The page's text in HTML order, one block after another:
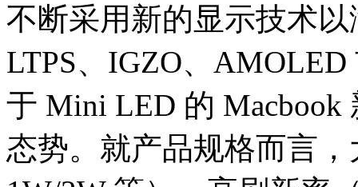
不断采用新的显示技术
LTPS、IGZO、
于 Mini LED 的
态势。就产品规格而言